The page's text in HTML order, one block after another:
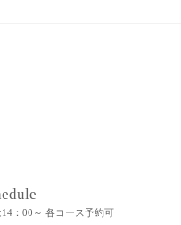
：00～ 各コース予約可